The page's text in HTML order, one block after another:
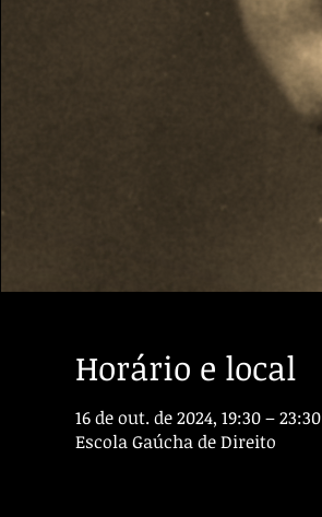
Horário e local
16 de out. de 2024, 19:30 – 23:30
Escola Gaúcha de Direito